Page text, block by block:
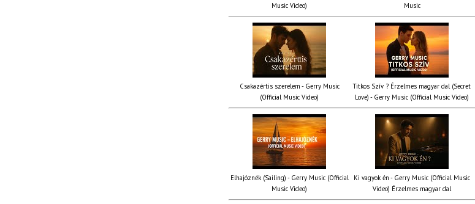
Music Video)
Music
Csakazértis szerelem - Gerry Music
(Official Music Video)
Titkos Szív ? Érzelmes magyar dal (Secret
Love) - Gerry Music (Official Music Video)
Elhajóznék (Sailing) - Gerry Music (Official
Music Video)
Ki vagyok én - Gerry Music (Official Music
Video) Érzelmes magyar dal